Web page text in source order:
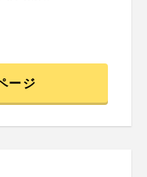
ージ